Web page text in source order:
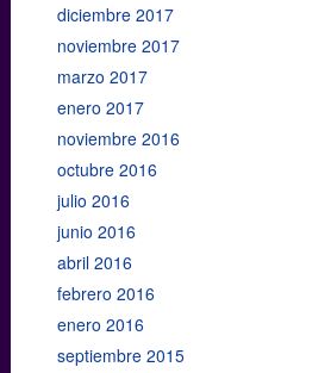
diciembre 2017
noviembre 2017
marzo 2017
enero 2017
noviembre 2016
octubre 2016
julio 2016
junio 2016
abril 2016
febrero 2016
enero 2016
septiembre 2015